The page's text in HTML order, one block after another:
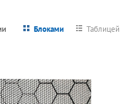
Блоками Таблицей